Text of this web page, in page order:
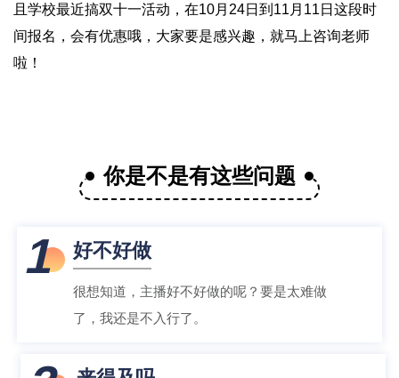
且学校最近搞双十一活动，在10月24日到11月11日这段时
间报名，会有优惠哦，大家要是感兴趣，就马上咨询老师
啦！
你是不是有这些问题
1 好不好做
很想知道，主播好不好做的呢？要是太难做
了，我还是不入行了。